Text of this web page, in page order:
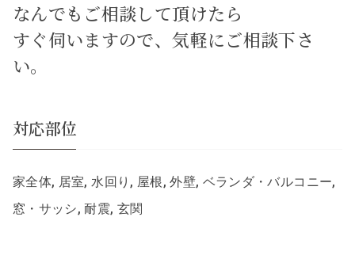
なんでもご相談して頂けたら
すぐ伺いますので、気軽にご相談下さ
い。
対応部位
家全体, 居室, 水回り, 屋根, 外壁, ベランダ・バルコニー,
窓・サッシ, 耐震, 玄関